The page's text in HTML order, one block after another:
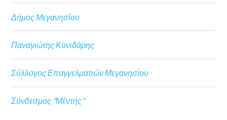
Δήμος Μεγανησίου
Παναγιώτης Κονιδάρης
Σύλλογος Επαγγελματιών Μεγανησίου
Σύνδεσμος "Μέντης"